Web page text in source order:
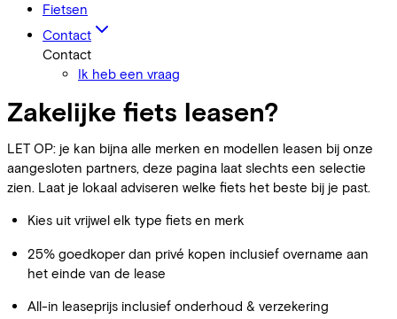
Fietsen
Contact
Contact
Ik heb een vraag
Zakelijke fiets leasen?
LET OP: je kan bijna alle merken en modellen leasen bij onze
aangesloten partners, deze pagina laat slechts een selectie
zien. Laat je lokaal adviseren welke fiets het beste bij je past.
Kies uit vrijwel elk type fiets en merk
25% goedkoper dan privé kopen inclusief overname aan
het einde van de lease
All-in leaseprijs inclusief onderhoud & verzekering